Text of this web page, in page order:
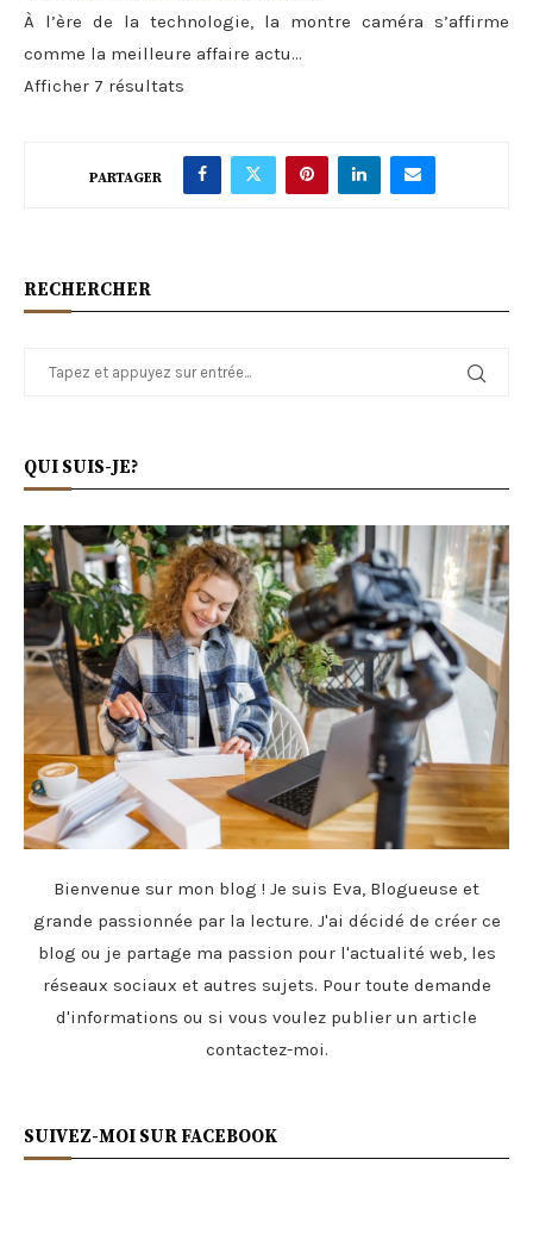
À l’ère de la technologie, la montre caméra s’affirme
comme la meilleure affaire actu...
Afficher 7 résultats
PARTAGER
RECHERCHER
QUI SUIS-JE?
Bienvenue sur mon blog ! Je suis Eva, Blogueuse et
grande passionnée par la lecture. J'ai décidé de créer ce
blog ou je partage ma passion pour l'actualité web, les
réseaux sociaux et autres sujets. Pour toute demande
d'informations ou si vous voulez publier un article
contactez-moi.
SUIVEZ-MOI SUR FACEBOOK